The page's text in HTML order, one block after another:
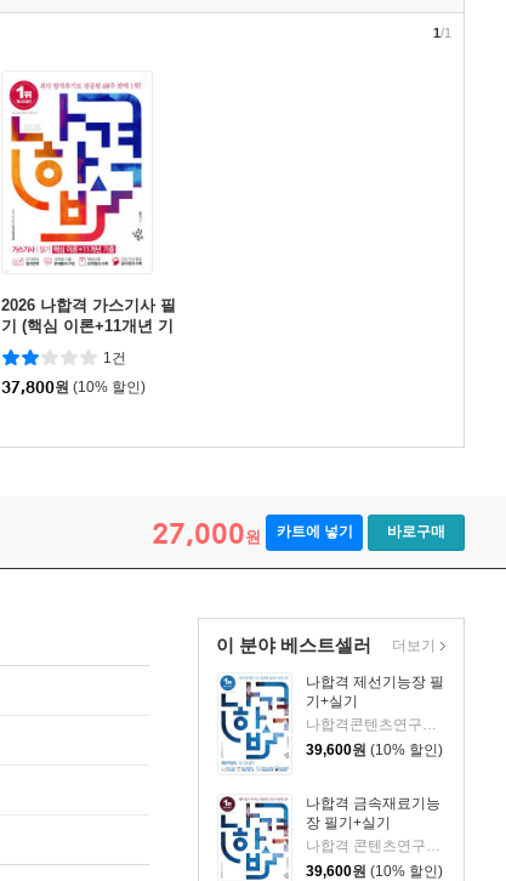
2026 나합격 가스기사 필
기 (핵심 이론+11개년 기
출)
1건
37,800원 (10% 할인)
1/1
27,000원 카트에 넣기 바로구매
이 분야 베스트셀러
나합격 제선기능장 필
기+실기
나합격콘텐츠연구소 저
39,600원 (10% 할인)
나합격 금속재료기능
장 필기+실기
39,600원 (10% 할인)
더보기